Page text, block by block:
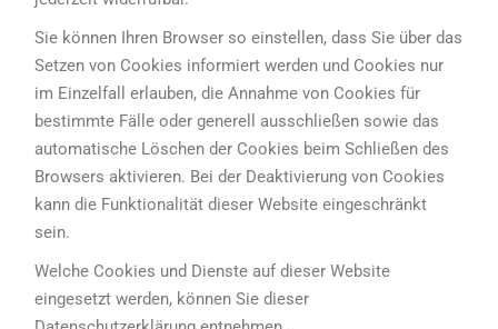
Sie können Ihren Browser so einstellen, dass Sie über das
Setzen von Cookies informiert werden und Cookies nur
im Einzelfall erlauben, die Annahme von Cookies für
bestimmte Fälle oder generell ausschließen sowie das
automatische Löschen der Cookies beim Schließen des
Browsers aktivieren. Bei der Deaktivierung von Cookies
kann die Funktionalität dieser Website eingeschränkt
sein.
Welche Cookies und Dienste auf dieser Website
eingesetzt werden, können Sie dieser